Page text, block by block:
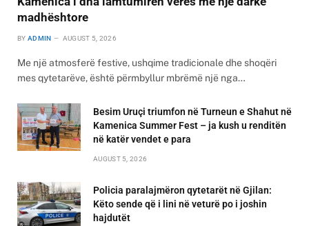
madhështore
BY ADMIN AUGUST 5, 2026
Me një atmosferë festive, ushqime tradicionale dhe shoqëri
mes qytetarëve, është përmbyllur mbrëmë një nga…
Besim Uruçi triumfon në Turneun e Shahut në
Kamenica Summer Fest – ja kush u renditën
në katër vendet e para
AUGUST 5, 2026
Policia paralajmëron qytetarët në Gjilan:
Këto sende që i lini në veturë po i joshin
hajdutët